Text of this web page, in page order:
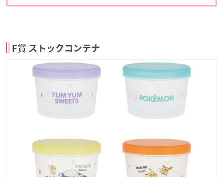
F賞 ストックコンテナ